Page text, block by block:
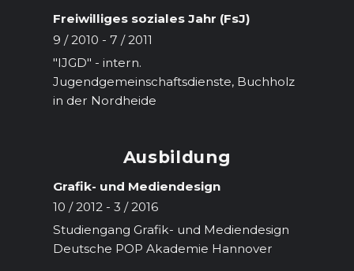
Freiwilliges soziales Jahr (FsJ)
9 / 2010 - 7 / 2011
"IJGD" - intern.
Jugendgemeinschaftsdienste, Buchholz
in der Nordheide
Ausbildung
Grafik- und Mediendesign
10 / 2012 - 3 / 2016
Studiengang Grafik- und Mediendesign
Deutsche POP Akademie Hannover